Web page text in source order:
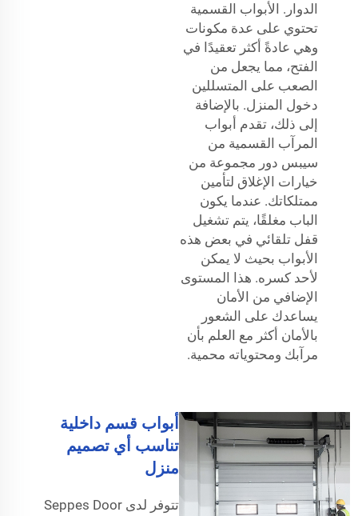
الدوار. الأبواب القسمية
تحتوي على عدة مكونات
وهي عادةً أكثر تعقيدًا في
الفتح، مما يجعل من
الصعب على المتسللين
دخول المنزل. بالإضافة
إلى ذلك، تقدم أبواب
المرآب القسمية من
سيبس دور مجموعة من
خيارات الإغلاق لتأمين
ممتلكاتك. عندما يكون
الباب مغلقًا، يتم تشغيل
قفل تلقائي في بعض هذه
الأبواب بحيث لا يمكن
لأحد كسره. هذا المستوى
الإضافي من الأمان
يساعدك على الشعور
بالأمان أكثر مع العلم بأن
مرآبك ومحتوياته محمية.
أبواب قسم داخلية
تناسب أي تصميم
منزل
تتوفر لدى Seppes Door